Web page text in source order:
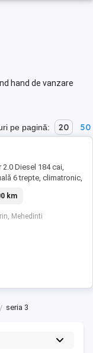
hand de vanzare
pe pagină: 20 50
Diesel 184 cai,
6 trepte, climatronic,
ploaie, lumini,
cu afișare pe
actualizata la zi,
dotări. ...
km
Mehedinti
seria 3